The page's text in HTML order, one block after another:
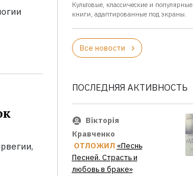
Культовые, классические и популярные
книги, адаптированные под экраны.
Все новости
ПОСЛЕДНЯЯ АКТИВНОСТЬ
Вікторія
Кравченко
ОТЛОЖИЛ «Песнь
Песней. Страсть и
любовь в браке»